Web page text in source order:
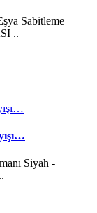
Sabitleme
..
Siyah -